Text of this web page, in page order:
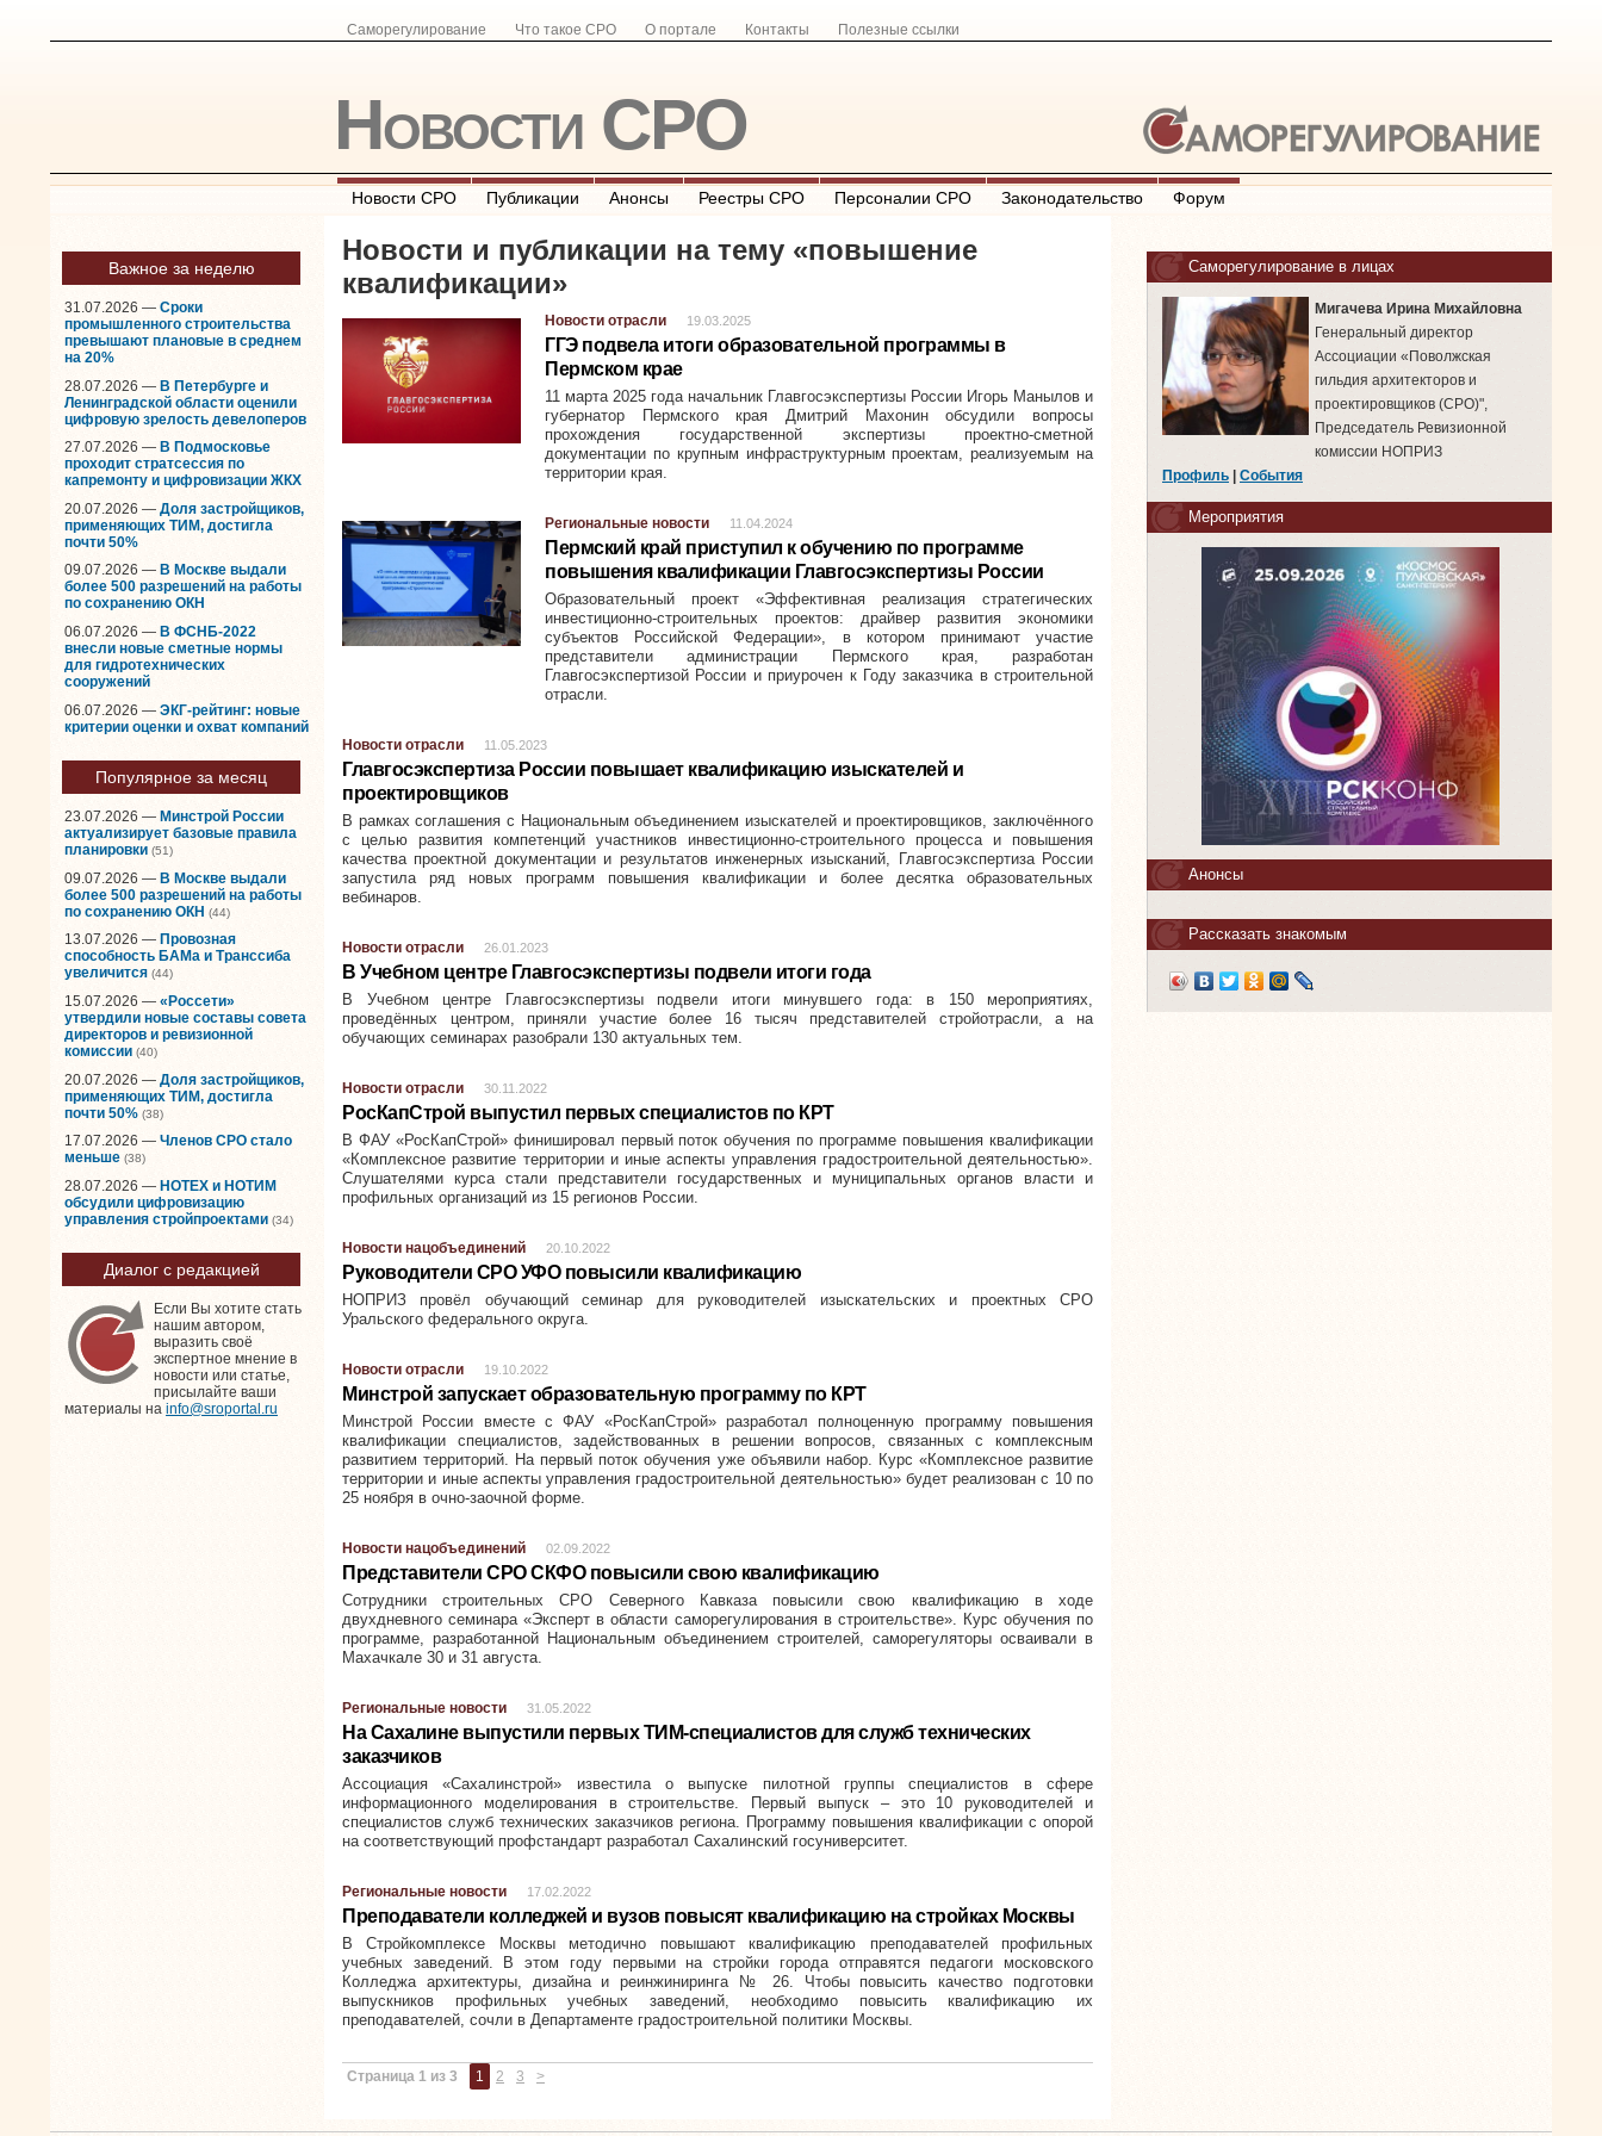
Саморегулирование Что такое СРО О портале Контакты Полезные ссылки
Новости СРО
Новости СРО Публикации Анонсы Реестры СРО Персоналии СРО Законодательство Форум
Важное за неделю
31.07.2026 — Сроки
промышленного строительства
превышают плановые в среднем
на 20%
28.07.2026 — В Петербурге и
Ленинградской области оценили
цифровую зрелость девелоперов
27.07.2026 — В Подмосковье
проходит стратсессия по
капремонту и цифровизации ЖКХ
20.07.2026 — Доля застройщиков,
применяющих ТИМ, достигла
почти 50%
09.07.2026 — В Москве выдали
более 500 разрешений на работы
по сохранению ОКН
06.07.2026 — В ФСНБ-2022
внесли новые сметные нормы
для гидротехнических
сооружений
06.07.2026 — ЭКГ-рейтинг: новые
критерии оценки и охват компаний
Популярное за месяц
23.07.2026 — Минстрой России
актуализирует базовые правила
планировки (51)
09.07.2026 — В Москве выдали
более 500 разрешений на работы
по сохранению ОКН (44)
13.07.2026 — Провозная
способность БАМа и Транссиба
увеличится (44)
15.07.2026 — «Россети»
утвердили новые составы совета
директоров и ревизионной
комиссии (40)
20.07.2026 — Доля застройщиков,
применяющих ТИМ, достигла
почти 50% (38)
17.07.2026 — Членов СРО стало
меньше (38)
28.07.2026 — НОТЕХ и НОТИМ
обсудили цифровизацию
управления стройпроектами (34)
Диалог с редакцией
Если Вы хотите стать
нашим автором,
выразить своё
экспертное мнение в
новости или статье,
присылайте ваши
материалы на info@sroportal.ru
Новости и публикации на тему «повышение
квалификации»
Новости отрасли 19.03.2025
ГГЭ подвела итоги образовательной программы в
Пермском крае
11 марта 2025 года начальник Главгосэкспертизы России Игорь Манылов и
губернатор Пермского края Дмитрий Махонин обсудили вопросы
прохождения государственной экспертизы проектно-сметной
документации по крупным инфраструктурным проектам, реализуемым на
территории края.
Региональные новости 11.04.2024
Пермский край приступил к обучению по программе
повышения квалификации Главгосэкспертизы России
Образовательный проект «Эффективная реализация стратегических
инвестиционно-строительных проектов: драйвер развития экономики
субъектов Российской Федерации», в котором принимают участие
представители администрации Пермского края, разработан
Главгосэкспертизой России и приурочен к Году заказчика в строительной
отрасли.
Новости отрасли 11.05.2023
Главгосэкспертиза России повышает квалификацию изыскателей и
проектировщиков
В рамках соглашения с Национальным объединением изыскателей и проектировщиков, заключённого
с целью развития компетенций участников инвестиционно-строительного процесса и повышения
качества проектной документации и результатов инженерных изысканий, Главгосэкспертиза России
запустила ряд новых программ повышения квалификации и более десятка образовательных
вебинаров.
Новости отрасли 26.01.2023
В Учебном центре Главгосэкспертизы подвели итоги года
В Учебном центре Главгосэкспертизы подвели итоги минувшего года: в 150 мероприятиях,
проведённых центром, приняли участие более 16 тысяч представителей стройотрасли, а на
обучающих семинарах разобрали 130 актуальных тем.
Новости отрасли 30.11.2022
РосКапСтрой выпустил первых специалистов по КРТ
В ФАУ «РосКапСтрой» финишировал первый поток обучения по программе повышения квалификации
«Комплексное развитие территории и иные аспекты управления градостроительной деятельностью».
Слушателями курса стали представители государственных и муниципальных органов власти и
профильных организаций из 15 регионов России.
Новости нацобъединений 20.10.2022
Руководители СРО УФО повысили квалификацию
НОПРИЗ провёл обучающий семинар для руководителей изыскательских и проектных СРО
Уральского федерального округа.
Новости отрасли 19.10.2022
Минстрой запускает образовательную программу по КРТ
Минстрой России вместе с ФАУ «РосКапСтрой» разработал полноценную программу повышения
квалификации специалистов, задействованных в решении вопросов, связанных с комплексным
развитием территорий. На первый поток обучения уже объявили набор. Курс «Комплексное развитие
территории и иные аспекты управления градостроительной деятельностью» будет реализован с 10 по
25 ноября в очно-заочной форме.
Новости нацобъединений 02.09.2022
Представители СРО СКФО повысили свою квалификацию
Сотрудники строительных СРО Северного Кавказа повысили свою квалификацию в ходе
двухдневного семинара «Эксперт в области саморегулирования в строительстве». Курс обучения по
программе, разработанной Национальным объединением строителей, саморегуляторы осваивали в
Махачкале 30 и 31 августа.
Региональные новости 31.05.2022
На Сахалине выпустили первых ТИМ-специалистов для служб технических
заказчиков
Ассоциация «Сахалинстрой» известила о выпуске пилотной группы специалистов в сфере
информационного моделирования в строительстве. Первый выпуск – это 10 руководителей и
специалистов служб технических заказчиков региона. Программу повышения квалификации с опорой
на соответствующий профстандарт разработал Сахалинский госуниверситет.
Региональные новости 17.02.2022
Преподаватели колледжей и вузов повысят квалификацию на стройках Москвы
В Стройкомплексе Москвы методично повышают квалификацию преподавателей профильных
учебных заведений. В этом году первыми на стройки города отправятся педагоги московского
Колледжа архитектуры, дизайна и реинжиниринга № 26. Чтобы повысить качество подготовки
выпускников профильных учебных заведений, необходимо повысить квалификацию их
преподавателей, сочли в Департаменте градостроительной политики Москвы.
Страница 1 из 3 1 2 3 >
Саморегулирование в лицах
Мигачева Ирина Михайловна
Генеральный директор
Ассоциации «Поволжская
гильдия архитекторов и
проектировщиков (СРО)",
Председатель Ревизионной
комиссии НОПРИЗ
Профиль
События
Мероприятия
Анонсы
Рассказать знакомым